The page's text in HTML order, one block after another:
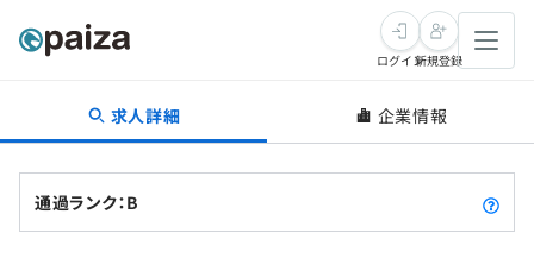
転職・キャリア
新卒就活
ログイン新規登録
求人詳細 企業情報
通過ランク：B